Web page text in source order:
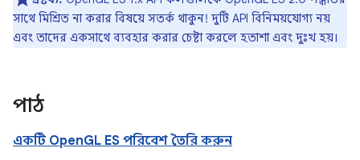
সাথে মিশ্রিত না করার বিষয়ে সতর্ক থাকুন! দুটি API বিনিময়যোগ্য নয়
এবং তাদের একসাথে ব্যবহার করার চেষ্টা করলে হতাশা এবং দুঃখ হয়।
পাঠ
একটি OpenGL ES পরিবেশ তৈরি করুন